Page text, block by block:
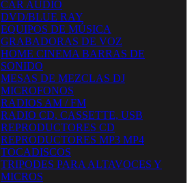
CAR AUDIO
DVD/BLUE RAY
EQUIPOS DE MÚSICA
GRABADORAS DE VOZ
HOME CINEMA BARRAS DE
SONIDO
MESAS DE MEZCLAS DJ
MICROFONOS
RADIOS AM / FM
RADIO CD, CASSETTE, USB
REPRODUCTORES CD
REPRODUCTORES MP3 MP4
TOCADISCOS
TRIPODES PARA ALTAVOCES Y
MICROS